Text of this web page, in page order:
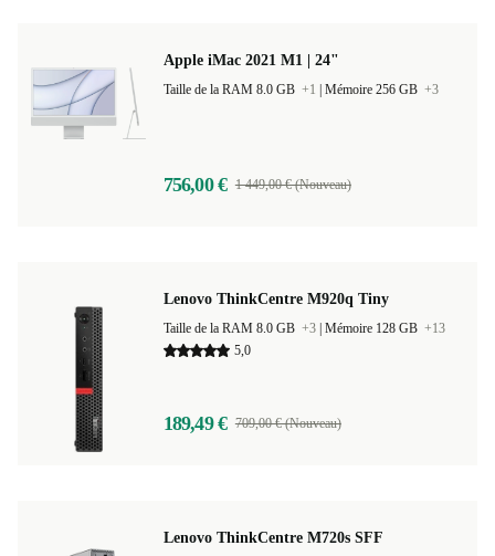
Apple iMac 2021 M1 | 24"
Taille de la RAM 8.0 GB +1 Mémoire 256 GB +3
756,00 € 1 449,00 € (Nouveau)
Lenovo ThinkCentre M920q Tiny
Taille de la RAM 8.0 GB +3 Mémoire 128 GB +13
5,0
189,49 € 709,00 € (Nouveau)
Lenovo ThinkCentre M720s SFF